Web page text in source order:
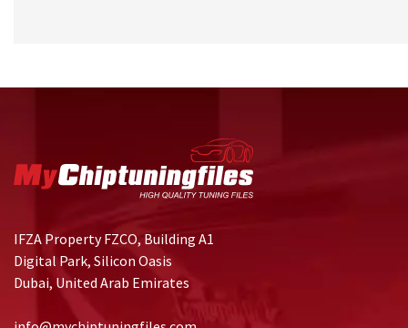
IFZA Property FZCO, Building A1
Digital Park, Silicon Oasis
Dubai, United Arab Emirates